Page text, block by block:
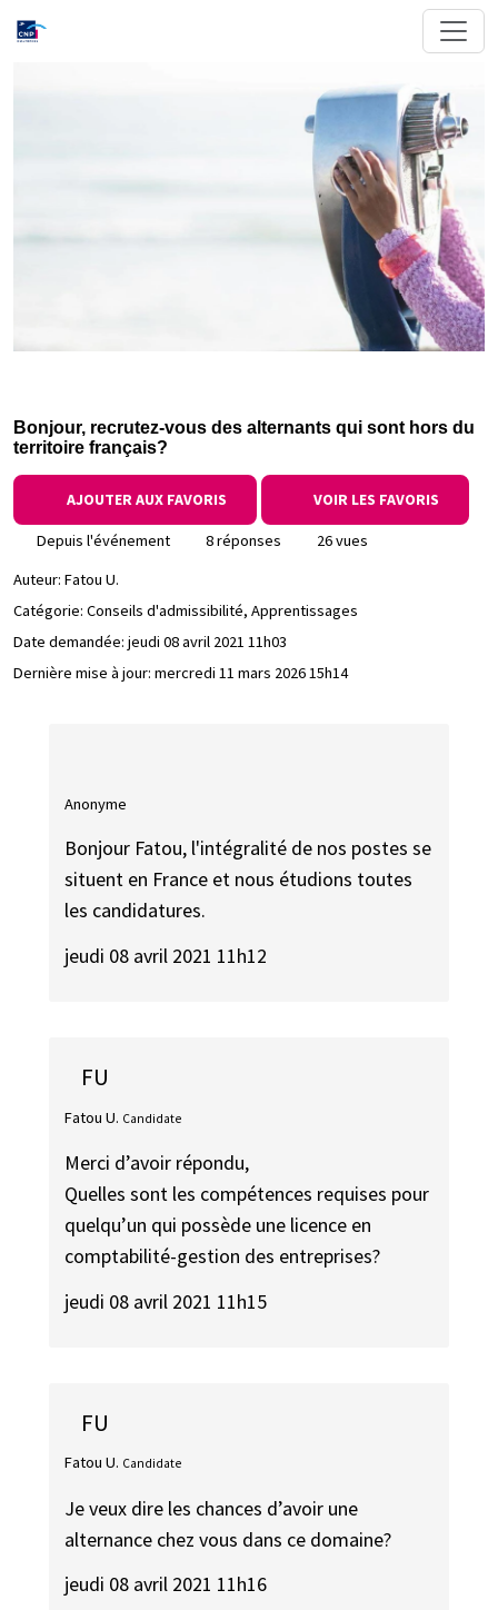
Bonjour, recrutez-vous des alternants qui sont hors du
territoire français?
AJOUTER AUX FAVORIS VOIR LES FAVORIS
Depuis l'événement 8 réponses
26 vues
Auteur: Fatou U.
Catégorie: Conseils d'admissibilité, Apprentissages
Date demandée: jeudi 08 avril 2021 11h03
Dernière mise à jour: mercredi 11 mars 2026 15h14
Anonyme
Bonjour Fatou, l'intégralité de nos postes se
situent en France et nous étudions toutes
les candidatures.
jeudi 08 avril 2021 11h12
FU
Fatou U. Candidate
Merci d’avoir répondu,
Quelles sont les compétences requises pour
quelqu’un qui possède une licence en
comptabilité-gestion des entreprises?
jeudi 08 avril 2021 11h15
FU
Fatou U. Candidate
Je veux dire les chances d’avoir une
alternance chez vous dans ce domaine?
jeudi 08 avril 2021 11h16